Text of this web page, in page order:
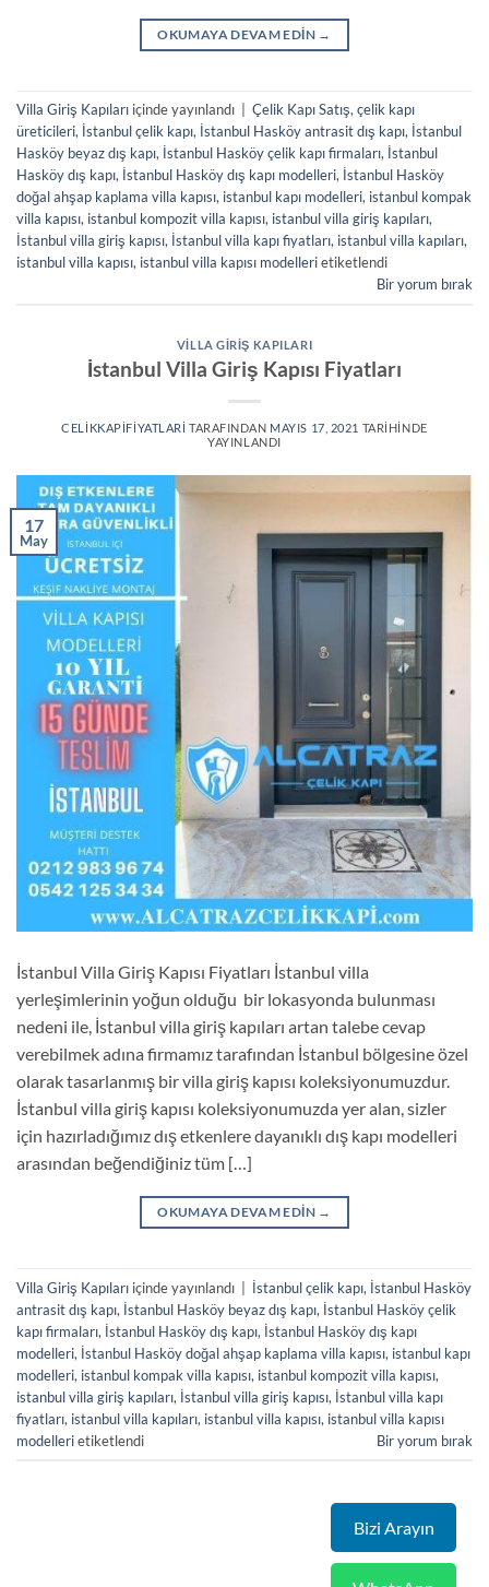
OKUMAYA DEVAM EDIN →
Villa Giriş Kapıları içinde yayınlandı Çelik Kapı Satış, çelik kapı
üreticileri, İstanbul çelik kapı, İstanbul Hasköy antrasit dış kapı, İstanbul
Hasköy beyaz dış kapı, İstanbul Hasköy çelik kapı firmaları, İstanbul
Hasköy dış kapı, İstanbul Hasköy dış kapı modelleri, İstanbul Hasköy
doğal ahşap kaplama villa kapısı, istanbul kapı modelleri, istanbul kompak
villa kapısı, istanbul kompozit villa kapısı, istanbul villa giriş kapıları,
İstanbul villa giriş kapısı, İstanbul villa kapı fiyatları, istanbul villa kapıları,
istanbul villa kapısı, istanbul villa kapısı modellerietiketlendi
Bir yorum bırak
VILLA GIRIŞ KAPILARI
İstanbul Villa Giriş Kapısı Fiyatları
CELIKKAPIFIYATLARI TARAFINDAN MAYIS 17, 2021 TARIHINDE
YAYINLANDI
17
May
İstanbul Villa Giriş Kapısı Fiyatları İstanbul villa
yerleşimlerinin yoğun olduğu bir lokasyonda bulunması
nedeni ile, İstanbul villa giriş kapıları artan talebe cevap
verebilmek adına firmamız tarafından İstanbul bölgesine özel
olarak tasarlanmış bir villa giriş kapısı koleksiyonumuzdur.
İstanbul villa giriş kapısı koleksiyonumuzda yer alan, sizler
için hazırladığımız dış etkenlere dayanıklı dış kapı modelleri
arasından beğendiğiniz tüm […]
OKUMAYA DEVAM EDIN →
Villa Giriş Kapıları içinde yayınlandı İstanbul çelik kapı, İstanbul Hasköy
antrasit dış kapı, İstanbul Hasköy beyaz dış kapı, İstanbul Hasköy çelik
kapı firmaları, İstanbul Hasköy dış kapı, İstanbul Hasköy dış kapı
modelleri, İstanbul Hasköy doğal ahşap kaplama villa kapısı, istanbul kapı
modelleri, istanbul kompak villa kapısı, istanbul kompozit villa kapısı,
istanbul villa giriş kapıları, İstanbul villa giriş kapısı, İstanbul villa kapı
fiyatları, istanbul villa kapıları, istanbul villa kapısı, istanbul villa kapısı
modellerietiketlendi Bir yorum bırak
Bizi Arayın